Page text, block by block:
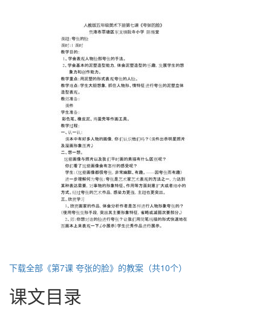
下载全部《第7课 夸张的脸》的教案（共10个）
课文目录